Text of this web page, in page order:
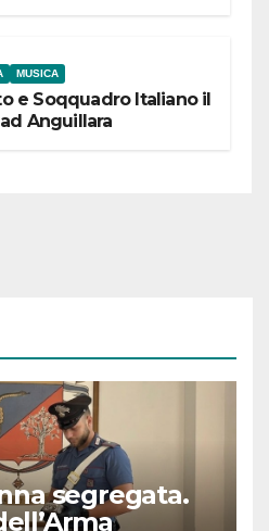
MUSICA
e Soqquadro Italiano il
Anguillara
segregata.